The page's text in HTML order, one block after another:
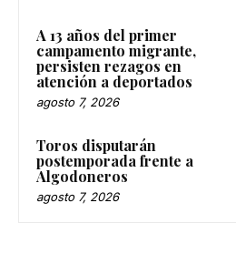
A 13 años del primer
campamento migrante,
persisten rezagos en
atención a deportados
agosto 7, 2026
Toros disputarán
postemporada frente a
Algodoneros
agosto 7, 2026